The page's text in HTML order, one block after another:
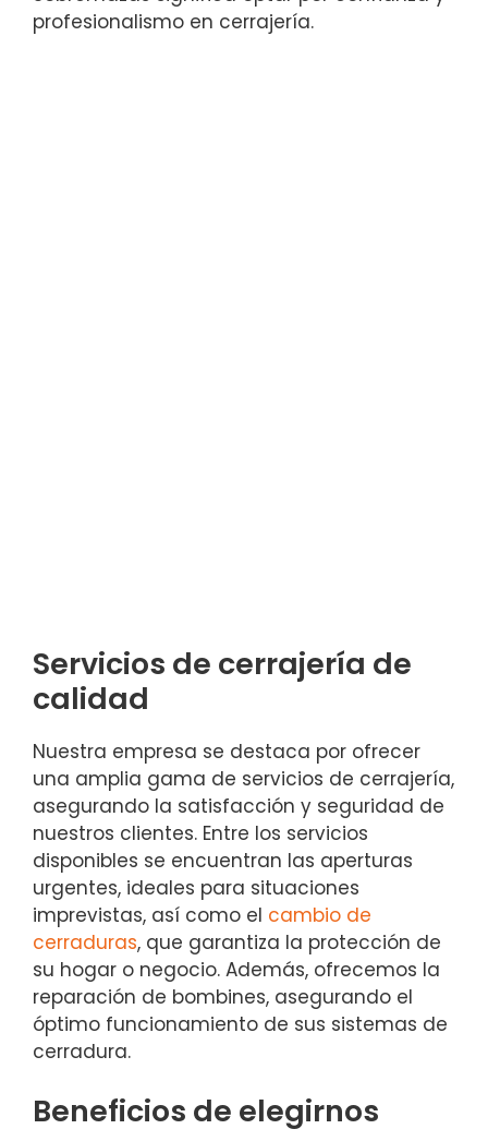
profesionalismo en cerrajería.
Servicios de cerrajería de
calidad
Nuestra empresa se destaca por ofrecer
una amplia gama de servicios de cerrajería,
asegurando la satisfacción y seguridad de
nuestros clientes. Entre los servicios
disponibles se encuentran las aperturas
urgentes, ideales para situaciones
imprevistas, así como el cambio de
cerraduras, que garantiza la protección de
su hogar o negocio. Además, ofrecemos la
reparación de bombines, asegurando el
óptimo funcionamiento de sus sistemas de
cerradura.
Beneficios de elegirnos